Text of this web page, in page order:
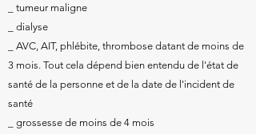
_ tumeur maligne
_ dialyse
_ AVC, AIT, phlébite, thrombose datant de moins de
3 mois. Tout cela dépend bien entendu de l'état de
santé de la personne et de la date de l'incident de
santé
_ grossesse de moins de 4 mois